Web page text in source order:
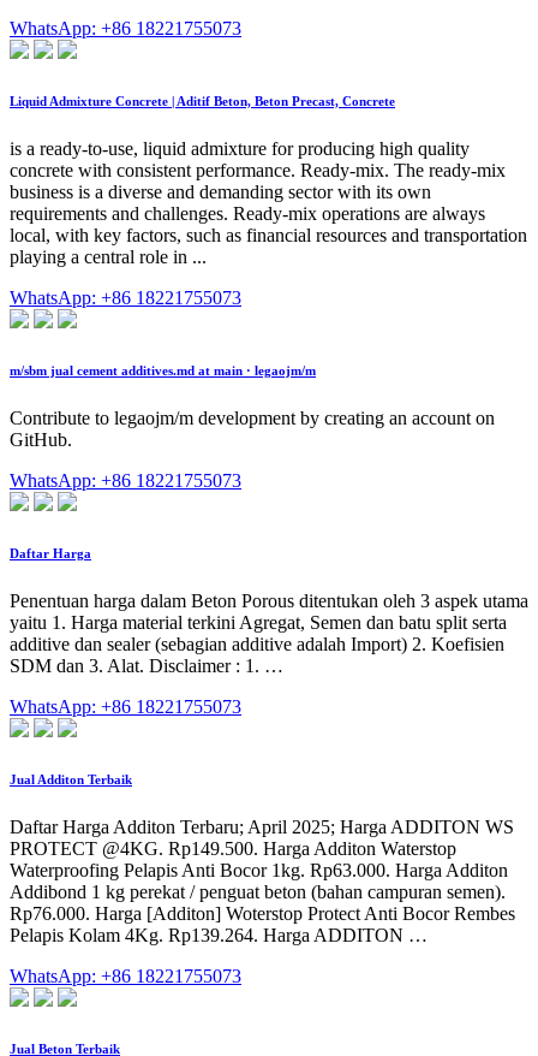
WhatsApp: +86 18221755073
Liquid Admixture Concrete | Aditif Beton, Beton Precast, Concrete
is a ready-to-use, liquid admixture for producing high quality
concrete with consistent performance. Ready-mix. The ready-mix
business is a diverse and demanding sector with its own
requirements and challenges. Ready-mix operations are always
local, with key factors, such as financial resources and transportation
playing a central role in ...
WhatsApp: +86 18221755073
m/sbm jual cement additives.md at main · legaojm/m
Contribute to legaojm/m development by creating an account on
GitHub.
WhatsApp: +86 18221755073
Daftar Harga
Penentuan harga dalam Beton Porous ditentukan oleh 3 aspek utama
yaitu 1. Harga material terkini Agregat, Semen dan batu split serta
additive dan sealer (sebagian additive adalah Import) 2. Koefisien
SDM dan 3. Alat. Disclaimer : 1. …
WhatsApp: +86 18221755073
Jual Additon Terbaik
Daftar Harga Additon Terbaru; April 2025; Harga ADDITON WS
PROTECT @4KG. Rp149.500. Harga Additon Waterstop
Waterproofing Pelapis Anti Bocor 1kg. Rp63.000. Harga Additon
Addibond 1 kg perekat / penguat beton (bahan campuran semen).
Rp76.000. Harga [Additon] Woterstop Protect Anti Bocor Rembes
Pelapis Kolam 4Kg. Rp139.264. Harga ADDITON …
WhatsApp: +86 18221755073
Jual Beton Terbaik